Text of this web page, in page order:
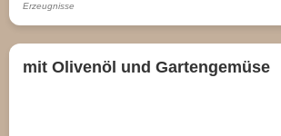
Erzeugnisse
mit Olivenöl und Gartengemüse